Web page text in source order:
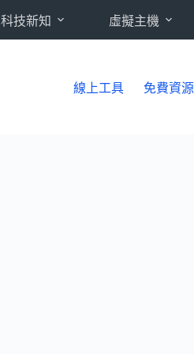
科技新知 虛擬主機
線上工具 免費資源